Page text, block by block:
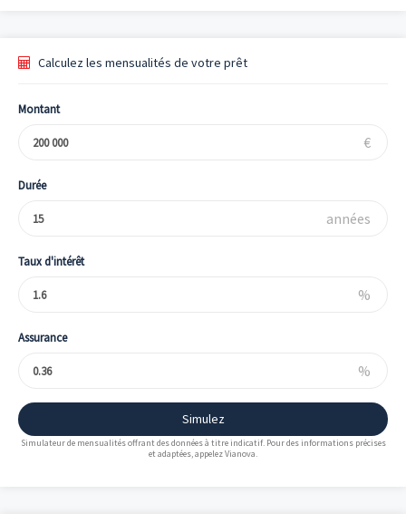
Calculez les mensualités de votre prêt
Montant
€
Durée
années
Taux d'intérêt
%
Assurance
%
Simulez
Simulateur de mensualités offrant des données à titre indicatif. Pour des informations précises
et adaptées, appelez Vianova.